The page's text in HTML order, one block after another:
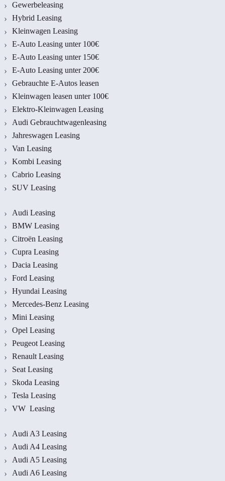
Gewerbeleasing
Hybrid Leasing
Kleinwagen Leasing
E-Auto Leasing unter 100€
E-Auto Leasing unter 150€
E-Auto Leasing unter 200€
Gebrauchte E-Autos leasen
Kleinwagen leasen unter 100€
Elektro-Kleinwagen Leasing
Audi Gebrauchtwagenleasing
Jahreswagen Leasing
Van Leasing
Kombi Leasing
Cabrio Leasing
SUV Leasing
Audi Leasing
BMW Leasing
Citroën Leasing
Cupra Leasing
Dacia Leasing
Ford Leasing
Hyundai Leasing
Mercedes-Benz Leasing
Mini Leasing
Opel Leasing
Peugeot Leasing
Renault Leasing
Seat Leasing
Skoda Leasing
Tesla Leasing
VW Leasing
Audi A3 Leasing
Audi A4 Leasing
Audi A5 Leasing
Audi A6 Leasing